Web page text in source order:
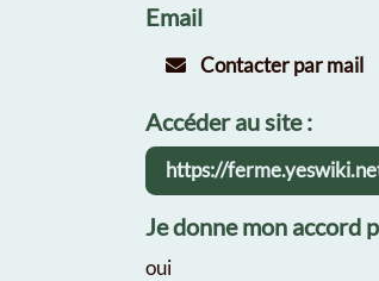
Email
Contacter par mail
Accéder au site :
https://
Je donne mon accord
oui